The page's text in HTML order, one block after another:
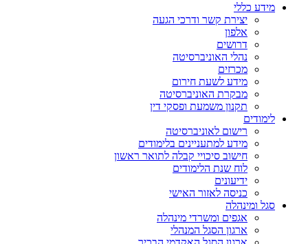
מידע כללי
יצירת קשר ודרכי הגעה
אלפון
דרושים
נהלי האוניברסיטה
מכרזים
מידע לשעת חירום
מבקרת האוניברסיטה
תקנון משמעת ופסקי דין
לימודים
רישום לאוניברסיטה
מידע למתעניינים בלימודים
חישוב סיכויי קבלה לתואר ראשון
לוח שנת הלימודים
ידיעונים
כניסה לאזור האישי
סגל ומינהלה
אגפים ומשרדי מינהלה
ארגון הסגל המנהלי